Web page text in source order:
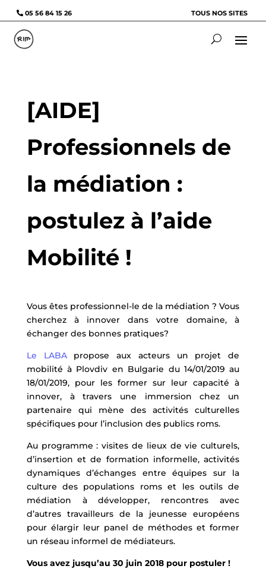
05 56 84 15 26 TOUS NOS SITES
[AIDE]
Professionnels de
la médiation :
postulez à l’aide
Mobilité !
Vous êtes professionnel-le de la médiation ? Vous
cherchez à innover dans votre domaine, à
échanger des bonnes pratiques?
Le LABApropose aux acteurs un projet de
mobilité à Plovdiv en Bulgarie du 14/01/2019 au
18/01/2019, pour les former sur leur capacité à
innover, à travers une immersion chez un
partenaire qui mène des activités culturelles
spécifiques pour l’inclusion des publics roms.
Au programme : visites de lieux de vie culturels,
d’insertion et de formation informelle, activités
dynamiques d’échanges entre équipes sur la
culture des populations roms et les outils de
médiation à développer, rencontres avec
d’autres travailleurs de la jeunesse européens
pour élargir leur panel de méthodes et former
un réseau informel de médiateurs.
Vous avez jusqu’au 30 juin 2018 pour postuler !